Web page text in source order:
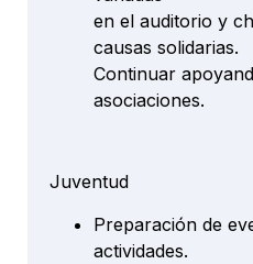
en el auditorio y
causas solidarias.
Continuar
asociaciones.
Juventud
Preparación de
actividades.